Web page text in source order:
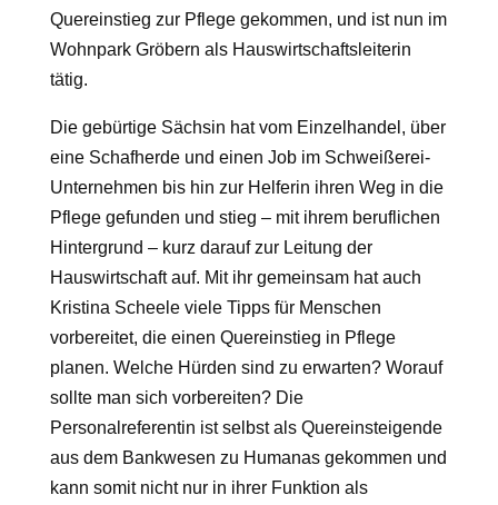
Quereinstieg zur Pflege gekommen, und ist nun im
Wohnpark Gröbern als Hauswirtschaftsleiterin
tätig.
Die gebürtige Sächsin hat vom Einzelhandel, über
eine Schafherde und einen Job im Schweißerei-
Unternehmen bis hin zur Helferin ihren Weg in die
Pflege gefunden und stieg – mit ihrem beruflichen
Hintergrund – kurz darauf zur Leitung der
Hauswirtschaft auf. Mit ihr gemeinsam hat auch
Kristina Scheele viele Tipps für Menschen
vorbereitet, die einen Quereinstieg in Pflege
planen. Welche Hürden sind zu erwarten? Worauf
sollte man sich vorbereiten? Die
Personalreferentin ist selbst als Quereinsteigende
aus dem Bankwesen zu Humanas gekommen und
kann somit nicht nur in ihrer Funktion als